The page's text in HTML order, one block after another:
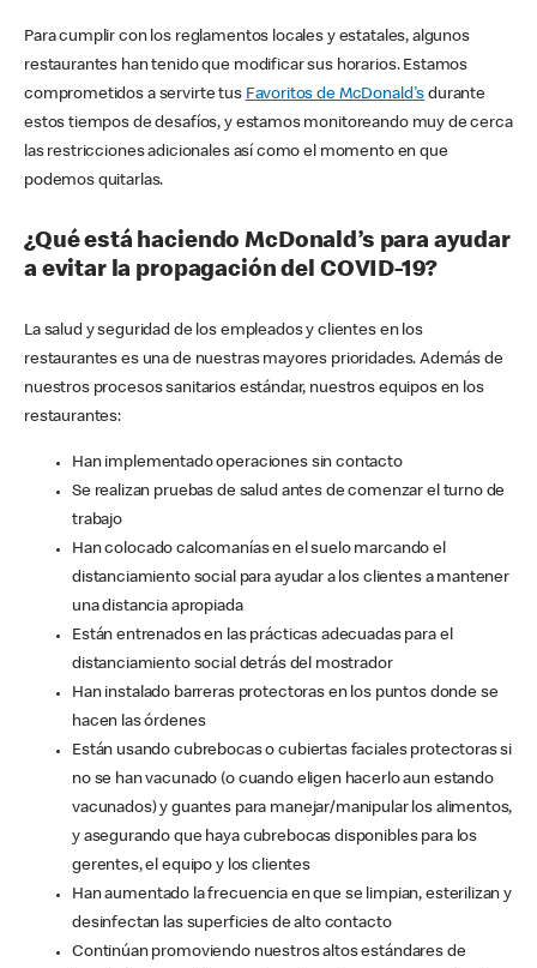
Para cumplir con los reglamentos locales y estatales, algunos
restaurantes han tenido que modificar sus horarios. Estamos
comprometidos a servirte tus Favoritos de McDonald's durante
estos tiempos de desafíos, y estamos monitoreando muy de cerca
las restricciones adicionales así como el momento en que
podemos quitarlas.
¿Qué está haciendo McDonald’s para ayudar
a evitar la propagación del COVID-19?
La salud y seguridad de los empleados y clientes en los
restaurantes es una de nuestras mayores prioridades. Además de
nuestros procesos sanitarios estándar, nuestros equipos en los
restaurantes:
Han implementado operaciones sin contacto
Se realizan pruebas de salud antes de comenzar el turno de
trabajo
Han colocado calcomanías en el suelo marcando el
distanciamiento social para ayudar a los clientes a mantener
una distancia apropiada
Están entrenados en las prácticas adecuadas para el
distanciamiento social detrás del mostrador
Han instalado barreras protectoras en los puntos donde se
hacen las órdenes
Están usando cubrebocas o cubiertas faciales protectoras si
no se han vacunado (o cuando eligen hacerlo aun estando
vacunados) y guantes para manejar/manipular los alimentos,
y asegurando que haya cubrebocas disponibles para los
gerentes, el equipo y los clientes
Han aumentado la frecuencia en que se limpian, esterilizan y
desinfectan las superficies de alto contacto
Continúan promoviendo nuestros altos estándares de